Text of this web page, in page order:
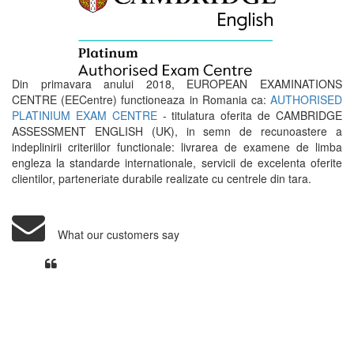
Din primavara anului 2018, EUROPEAN EXAMINATIONS
CENTRE (EECentre) functioneaza in Romania ca: AUTHORISED
PLATINIUM EXAM CENTRE- titulatura oferita de CAMBRIDGE
ASSESSMENT ENGLISH (UK), in semn de recunoastere a
indeplinirii criteriilor functionale: livrarea de examene de limba
engleza la standarde internationale, servicii de excelenta oferite
clientilor, parteneriate durabile realizate cu centrele din tara.
What our customers say